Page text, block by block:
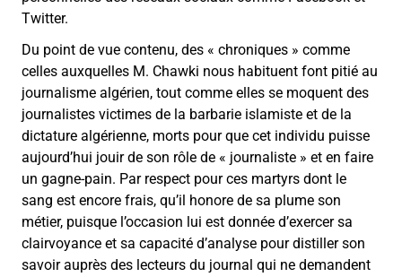
Twitter.
Du point de vue contenu, des « chroniques » comme
celles auxquelles M. Chawki nous habituent font pitié au
journalisme algérien, tout comme elles se moquent des
journalistes victimes de la barbarie islamiste et de la
dictature algérienne, morts pour que cet individu puisse
aujourd’hui jouir de son rôle de « journaliste » et en faire
un gagne-pain. Par respect pour ces martyrs dont le
sang est encore frais, qu’il honore de sa plume son
métier, puisque l’occasion lui est donnée d’exercer sa
clairvoyance et sa capacité d’analyse pour distiller son
savoir auprès des lecteurs du journal qui ne demandent